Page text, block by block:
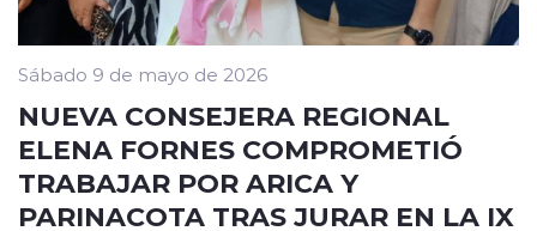
Sábado 9 de mayo de 2026
NUEVA CONSEJERA REGIONAL
ELENA FORNES COMPROMETIÓ
TRABAJAR POR ARICA Y
PARINACOTA TRAS JURAR EN LA IX